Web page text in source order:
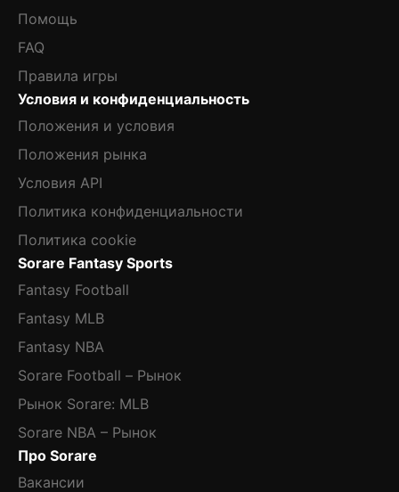
Помощь
FAQ
Правила игры
Условия и конфиденциальность
Положения и условия
Положения рынка
Условия API
Политика конфиденциальности
Политика cookie
Sorare Fantasy Sports
Fantasy Football
Fantasy MLB
Fantasy NBA
Sorare Football – Рынок
Рынок Sorare: MLB
Sorare NBA – Рынок
Про Sorare
Вакансии